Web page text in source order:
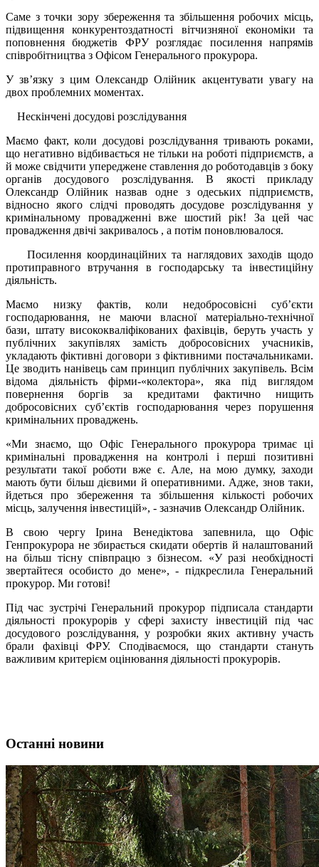
Саме з точки зору збереження та збільшення робочих місць,
підвищення конкурентоздатності вітчизняної економіки та
поповнення бюджетів ФРУ розглядає посилення напрямів
співробітництва з Офісом Генерального прокурора.
У зв’язку з цим Олександр Олійник акцентувати увагу на
двох проблемних моментах.
Нескінчені досудові розслідування
Маємо факт, коли досудові розслідування тривають роками,
що негативно відбивається не тільки на роботі підприємств, а
й може свідчити упереджене ставлення до роботодавців з боку
органів досудового розслідування. В якості прикладу
Олександр Олійник назвав одне з одеських підприємств,
відносно якого слідчі проводять досудове розслідування у
кримінальному провадженні вже шостий рік! За цей час
провадження двічі закривалось , а потім поновлювалося.
Посилення координаційних та наглядових заходів щодо
протиправного втручання в господарську та інвестиційну
діяльність.
Маємо низку фактів, коли недобросовісні суб’єкти
господарювання, не маючи власної матеріально-технічної
бази, штату висококваліфікованих фахівців, беруть участь у
публічних закупівлях замість добросовісних учасників,
укладають фіктивні договори з фіктивними постачальниками.
Це зводить нанівець сам принцип публічних закупівель. Всім
відома діяльність фірми-«колектора», яка під виглядом
повернення боргів за кредитами фактично нищить
добросовісних суб’єктів господарювання через порушення
кримінальних проваджень.
«Ми знаємо, що Офіс Генерального прокурора тримає ці
кримінальні провадження на контролі і перші позитивні
результати такої роботи вже є. Але, на мою думку, заходи
мають бути більш дієвими й оперативними. Адже, знов таки,
йдеться про збереження та збільшення кількості робочих
місць, залучення інвестицій», - зазначив Олександр Олійник.
В свою чергу Ірина Венедіктова запевнила, що Офіс
Генпрокурора не збирається скидати обертів й налаштований
на більш тісну співпрацю з бізнесом. «У разі необхідності
звертайтеся особисто до мене», - підкреслила Генеральний
прокурор. Ми готові!
Під час зустрічі Генеральний прокурор підписала стандарти
діяльності прокурорів у сфері захисту інвестицій під час
досудового розслідування, у розробки яких активну участь
брали фахівці ФРУ. Сподіваємося, що стандарти стануть
важливим критерієм оцінювання діяльності прокурорів.
Останні новини